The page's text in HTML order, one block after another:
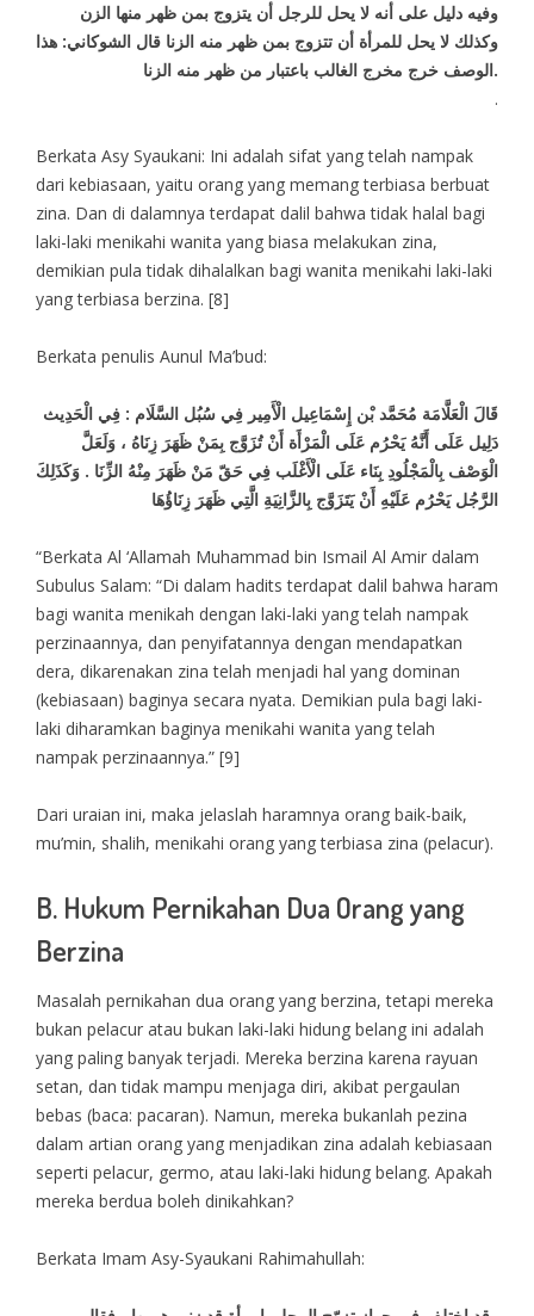
وفيه دليل على أنه لا يحل للرجل أن يتزوج بمن ظهر منها الزن
وكذلك لا يحل للمرأة أن تتزوج بمن ظهر منه الزنا قال الشوكاني: هذا
الوصف خرج مخرج الغالب باعتبار من ظهر منه الزنا.
.
Berkata Asy Syaukani: Ini adalah sifat yang telah nampak
dari kebiasaan, yaitu orang yang memang terbiasa berbuat
zina. Dan di dalamnya terdapat dalil bahwa tidak halal bagi
laki-laki menikahi wanita yang biasa melakukan zina,
demikian pula tidak dihalalkan bagi wanita menikahi laki-laki
yang terbiasa berzina. [8]
Berkata penulis Aunul Ma’bud:
قَالَ الْعَلَّامَة مُحَمَّد بْن إِسْمَاعِيل الْأَمِير فِي سُبُل السَّلَام : فِي الْحَدِيث
دَلِيل عَلَى أَنَّهُ يَحْرُم عَلَى الْمَرْأَة أَنْ تُزَوَّج بِمَنْ ظَهَرَ زِنَاهُ ، وَلَعَلَّ
الْوَصْف بِالْمَجْلُودِ بِنَاء عَلَى الْأَغْلَب فِي حَقّ مَنْ ظَهَرَ مِنْهُ الزِّنَا . وَكَذَلِكَ
الرَّجُل يَحْرُم عَلَيْهِ أَنْ يَتَزَوَّج بِالزَّانِيَةِ الَّتِي ظَهَرَ زِنَاؤُهَا
“Berkata Al ‘Allamah Muhammad bin Ismail Al Amir dalam
Subulus Salam: “Di dalam hadits terdapat dalil bahwa haram
bagi wanita menikah dengan laki-laki yang telah nampak
perzinaannya, dan penyifatannya dengan mendapatkan
dera, dikarenakan zina telah menjadi hal yang dominan
(kebiasaan) baginya secara nyata. Demikian pula bagi laki-
laki diharamkan baginya menikahi wanita yang telah
nampak perzinaannya.” [9]
Dari uraian ini, maka jelaslah haramnya orang baik-baik,
mu’min, shalih, menikahi orang yang terbiasa zina (pelacur).
B. Hukum Pernikahan Dua Orang yang
Berzina
Masalah pernikahan dua orang yang berzina, tetapi mereka
bukan pelacur atau bukan laki-laki hidung belang ini adalah
yang paling banyak terjadi. Mereka berzina karena rayuan
setan, dan tidak mampu menjaga diri, akibat pergaulan
bebas (baca: pacaran). Namun, mereka bukanlah pezina
dalam artian orang yang menjadikan zina adalah kebiasaan
seperti pelacur, germo, atau laki-laki hidung belang. Apakah
mereka berdua boleh dinikahkan?
Berkata Imam Asy-Syaukani Rahimahullah: